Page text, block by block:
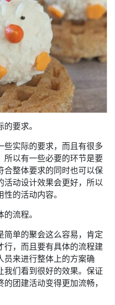
要求。
些实际的要求，而且有很多
所以有一些必要的环节是要
合整体要求的同时也可以保
活动设计效果会更好，所以
的活动内容。
流程。
简单的聚会这么容易，肯定
行，而且要有具体的流程建
员来进行整体上的方案确
我们看到很好的效果。保证
团建活动变得更加流畅，